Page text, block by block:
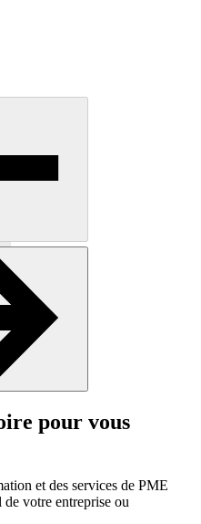
pour vous
et des services de PME
votre entreprise ou